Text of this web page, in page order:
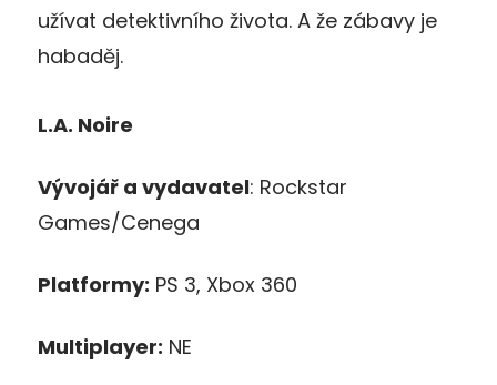
užívat detektivního života. A že zábavy je
habaděj.
L.A. Noire
Vývojář a vydavatel: Rockstar
Games/Cenega
Platformy: PS 3, Xbox 360
Multiplayer: NE